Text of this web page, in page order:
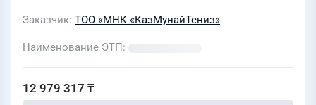
Заказчик ТОО «МНК «КазМунайТениз»
Наименование ЭТП
12 979 317 ₸